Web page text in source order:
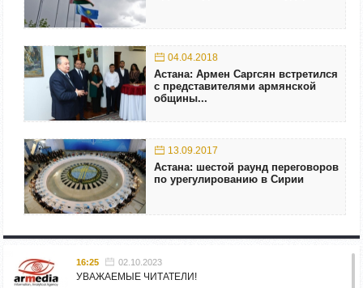
04.04.2018
Астана: Армен Саргсян встретился
с представителями армянской
общины...
13.09.2017
Астана: шестой раунд переговоров
по урегулированию в Сирии
16:25 02.10.2023
УВАЖАЕМЫЕ ЧИТАТЕЛИ!